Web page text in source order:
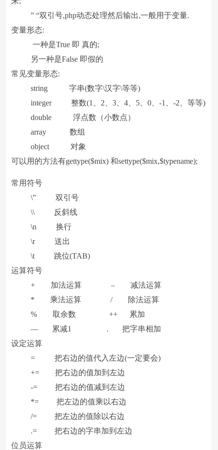
” “双引号,php动态处理然后输出,一般用于变量.
变量形态:
一种是True 即 真的;
另一种是False 即假的
常见变量形态:
string 字串(数字\汉字\等等)
integer 整数(1、2、3、4、5、0、-1、-2、等等)
double 浮点数（小数点）
array 数组
object 对象
可以用的方法有gettype($mix) 和settype($mix,$typename);
常用符号
\” 双引号
\\ 反斜线
\n 换行
\r 送出
\t 跳位(TAB)
运算符号
+ 加法运算 – 减法运算
* 乘法运算 / 除法运算
% 取余数 ++ 累加
— 累减1 . 把字串相加
设定运算
= 把右边的值代入左边(一定要会)
+= 把右边的值加到左边
-= 把右边的值减到左边
*= 把左边的值乘以右边
/= 把左边的值除以右边
.= 把右边的字串加到左边
位员运算